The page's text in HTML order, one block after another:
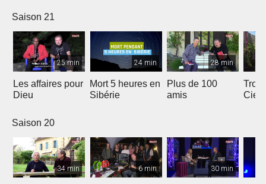
Saison 21
25 min
Les affaires pour
Dieu
24 min
Mort 5 heures en
Sibérie
28 min
Plus de 100
amis
Ciel
Saison 20
34 min 6 min 30 min